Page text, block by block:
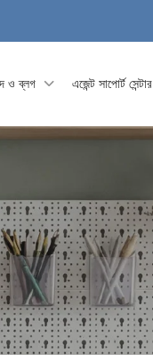
ও ব্লগ এজেন্ট সাপোর্ট সেন্টার